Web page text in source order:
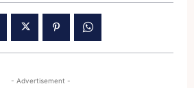
- Advertisement -